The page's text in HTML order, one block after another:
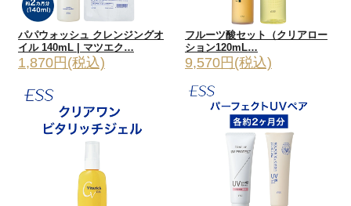
パパウォッシュ クレンジングオ
イル 140mL | マツエク…
1,870円(税込)
フルーツ酸セット（クリアロー
ション120mL…
9,570円(税込)